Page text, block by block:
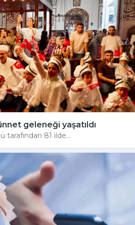
geleneği yaşatıldı
tarafından 81 ilde...